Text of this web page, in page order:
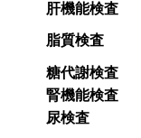
肝機能検査
脂質検査
糖代謝検査
腎機能検査
尿検査